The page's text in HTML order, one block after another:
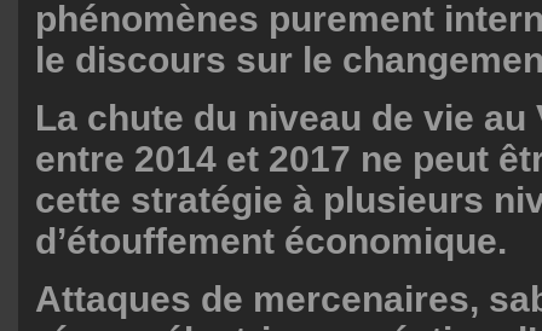
phénomènes purement
le discours sur le
La chute du niveau de vie au
entre 2014 et 2017 ne peut
cette stratégie à plusieurs
d’étouffement économique.
Attaques de mercenaires,